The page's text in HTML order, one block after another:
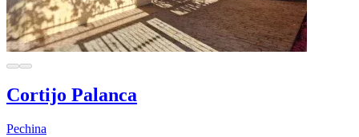
Cortijo Palanca
Pechina